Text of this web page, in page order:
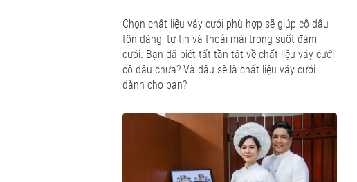
Chọn chất liệu váy cưới phù hợp sẽ giúp cô dâu
tôn dáng, tự tin và thoải mái trong suốt đám
cưới. Bạn đã biết tất tần tật về chất liệu váy cưới
cô dâu chưa? Và đâu sẽ là chất liệu váy cưới
dành cho bạn?